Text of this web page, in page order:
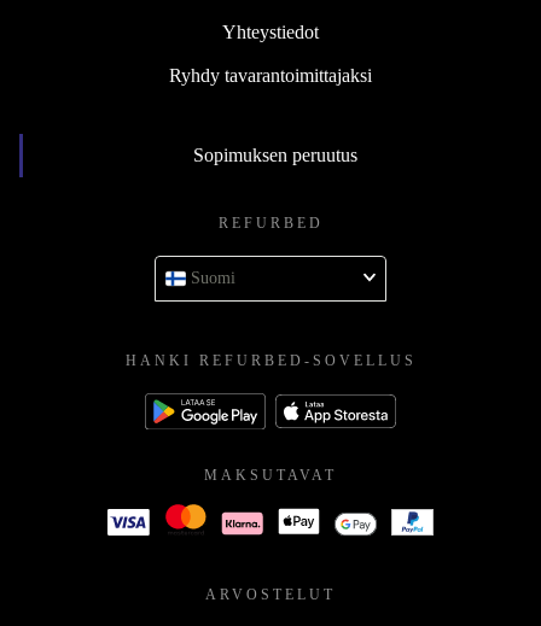
Yhteystiedot
Ryhdy tavarantoimittajaksi
Sopimuksen peruutus
REFURBED
Suomi
HANKI REFURBED-SOVELLUS
MAKSUTAVAT
ARVOSTELUT